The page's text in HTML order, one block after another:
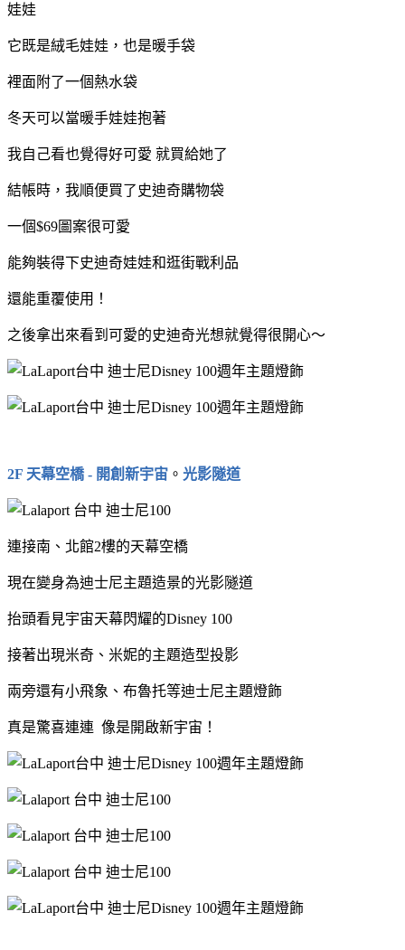
娃娃
它既是絨毛娃娃，也是暖手袋
裡面附了一個熱水袋
冬天可以當暖手娃娃抱著
我自己看也覺得好可愛 就買給她了
結帳時，我順便買了史迪奇購物袋
一個$69圖案很可愛
能夠裝得下史迪奇娃娃和逛街戰利品
還能重覆使用！
之後拿出來看到可愛的史迪奇光想就覺得很開心～
2F 天幕空橋 - 開創新宇宙 。 光影隧道
連接南、北館2樓的天幕空橋
現在變身為迪士尼主題造景的光影隧道
抬頭看見宇宙天幕閃耀的Disney 100
接著出現米奇、米妮的主題造型投影
兩旁還有小飛象、布魯托等迪士尼主題燈飾
真是驚喜連連 像是開啟新宇宙！